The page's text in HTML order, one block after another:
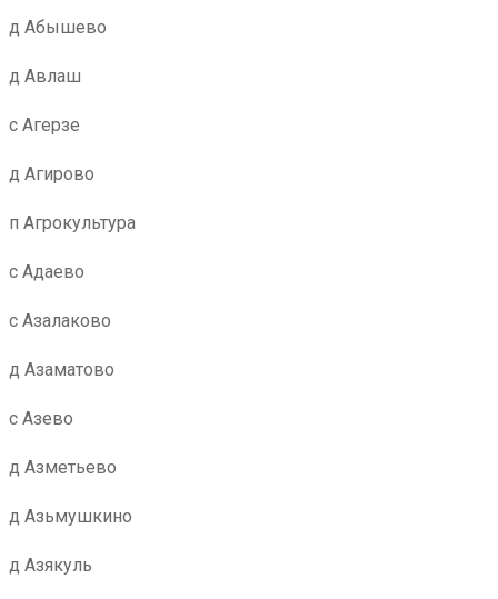
д Абышево
д Авлаш
с Агерзе
д Агирово
п Агрокультура
с Адаево
с Азалаково
д Азаматово
с Азево
д Азметьево
д Азьмушкино
д Азякуль